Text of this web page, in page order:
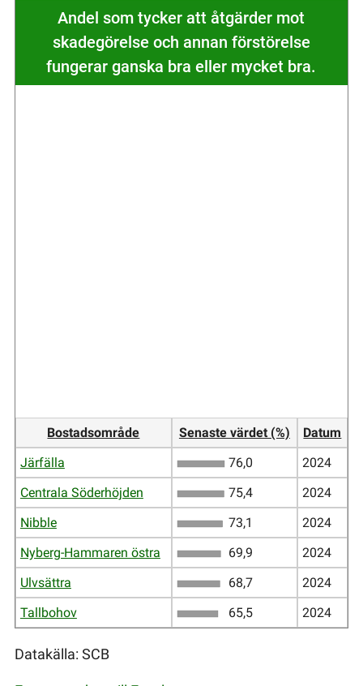
Andel som tycker att åtgärder mot
skadegörelse och annan förstörelse
fungerar ganska bra eller mycket bra.
Bostadsområde Senaste värdet (%)
Datum
Järfälla
76,0
2024
Centrala Söderhöjden
75,4
2024
Nibble
73,1
2024
Nyberg-Hammaren östra
69,9
2024
Ulvsättra
68,7
2024
Tallbohov
65,5 2024
Datakälla: SCB